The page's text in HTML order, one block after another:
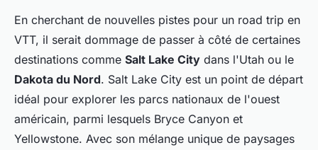
En cherchant de nouvelles pistes pour un road trip en
VTT, il serait dommage de passer à côté de certaines
destinations comme Salt Lake City dans l'Utah ou le
Dakota du Nord. Salt Lake City est un point de départ
idéal pour explorer les parcs nationaux de l'ouest
américain, parmi lesquels Bryce Canyon et
Yellowstone. Avec son mélange unique de paysages